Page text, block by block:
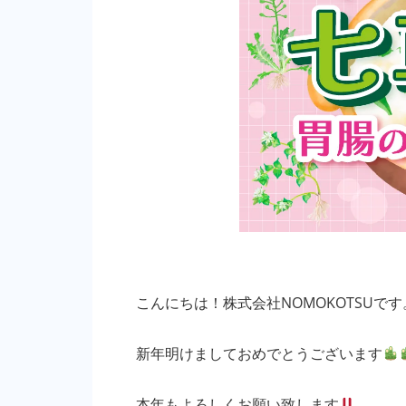
こんにちは！株式会社NOMOKOTSUで
新年明けましておめでとうございます